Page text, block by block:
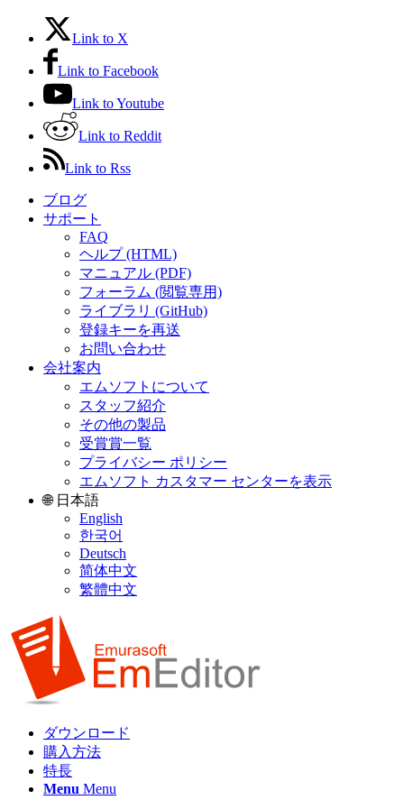
Link to X
Link to Facebook
Link to Youtube
Link to Reddit
Link to Rss
ブログ
サポート
FAQ
ヘルプ (HTML)
マニュアル (PDF)
フォーラム (閲覧専用)
ライブラリ (GitHub)
登録キーを再送
お問い合わせ
会社案内
エムソフトについて
スタッフ紹介
その他の製品
受賞賞一覧
プライバシー ポリシー
エムソフト カスタマー センターを表示
🌐 日本語
English
한국어
Deutsch
简体中文
繁體中文
ダウンロード
購入方法
特長
Menu Menu